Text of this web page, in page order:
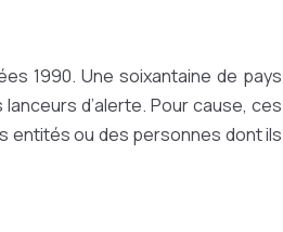
1990. Une soixantaine de pays
d’alerte. Pour cause, ces
entités ou des personnes dont ils